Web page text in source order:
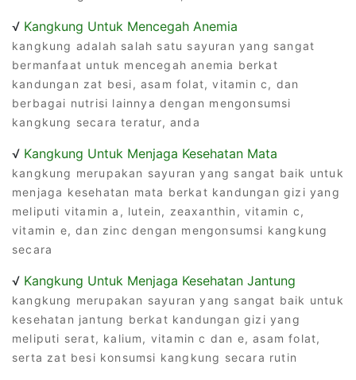
√ Kangkung Untuk Mencegah Anemia
kangkung adalah salah satu sayuran yang sangat
bermanfaat untuk mencegah anemia berkat
kandungan zat besi, asam folat, vitamin c, dan
berbagai nutrisi lainnya dengan mengonsumsi
kangkung secara teratur, anda
√ Kangkung Untuk Menjaga Kesehatan Mata
kangkung merupakan sayuran yang sangat baik untuk
menjaga kesehatan mata berkat kandungan gizi yang
meliputi vitamin a, lutein, zeaxanthin, vitamin c,
vitamin e, dan zinc dengan mengonsumsi kangkung
secara
√ Kangkung Untuk Menjaga Kesehatan Jantung
kangkung merupakan sayuran yang sangat baik untuk
kesehatan jantung berkat kandungan gizi yang
meliputi serat, kalium, vitamin c dan e, asam folat,
serta zat besi konsumsi kangkung secara rutin